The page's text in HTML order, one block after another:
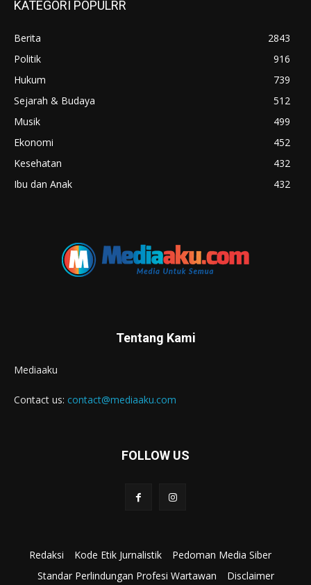
KATEGORI POPULRR
Berita
2843
Politik
916
Hukum
739
Sejarah & Budaya
512
Musik
499
Ekonomi
452
Kesehatan
432
Ibu dan Anak
432
Tentang Kami
Mediaaku
Contact us: contact@mediaaku.com
FOLLOW US
Redaksi Kode Etik Jurnalistik
Pedoman Media Siber
Standar Perlindungan Profesi Wartawan
Disclaimer